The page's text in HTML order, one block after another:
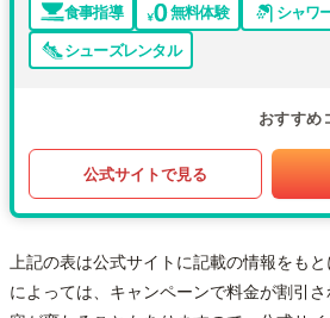
食事指導 無料体験 シャワ
シューズレンタル
おすすめ
公式サイトで見る
上記の表は公式サイトに記載の情報をも
によっては、キャンペーンで料金が割引